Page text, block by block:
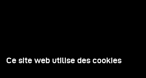
Ce site web utilise des cookies